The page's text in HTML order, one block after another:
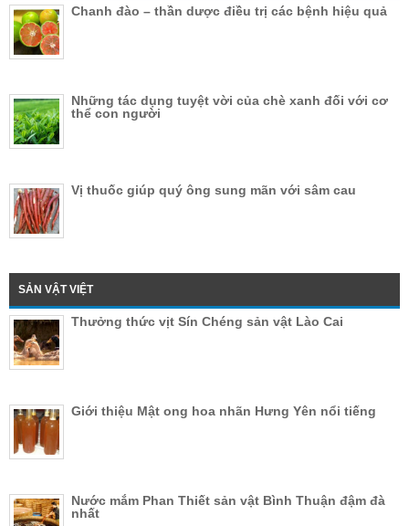
Chanh đào – thần dược điều trị các bệnh hiệu quả
Những tác dụng tuyệt vời của chè xanh đối với cơ
thể con người
Vị thuốc giúp quý ông sung mãn với sâm cau
SẢN VẬT VIỆT
Thưởng thức vịt Sín Chéng sản vật Lào Cai
Giới thiệu Mật ong hoa nhãn Hưng Yên nổi tiếng
Nước mắm Phan Thiết sản vật Bình Thuận đậm đà
nhất